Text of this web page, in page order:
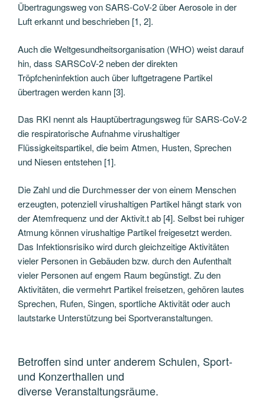
Übertragungsweg von SARS-CoV-2 über Aerosole in der
Luft erkannt und beschrieben [1, 2].
Auch die Weltgesundheitsorganisation (WHO) weist darauf
hin, dass SARSCoV-2 neben der direkten
Tröpfcheninfektion auch über luftgetragene Partikel
übertragen werden kann [3].
Das RKI nennt als Hauptübertragungsweg für SARS-CoV-2
die respiratorische Aufnahme virushaltiger
Flüssigkeitspartikel, die beim Atmen, Husten, Sprechen
und Niesen entstehen [1].
Die Zahl und die Durchmesser der von einem Menschen
erzeugten, potenziell virushaltigen Partikel hängt stark von
der Atemfrequenz und der Aktivit.t ab [4]. Selbst bei ruhiger
Atmung können virushaltige Partikel freigesetzt werden.
Das Infektionsrisiko wird durch gleichzeitige Aktivitäten
vieler Personen in Gebäuden bzw. durch den Aufenthalt
vieler Personen auf engem Raum begünstigt. Zu den
Aktivitäten, die vermehrt Partikel freisetzen, gehören lautes
Sprechen, Rufen, Singen, sportliche Aktivität oder auch
lautstarke Unterstützung bei Sportveranstaltungen.
Betroffen sind unter anderem Schulen, Sport-
und Konzerthallen und
diverse Veranstaltungsräume.